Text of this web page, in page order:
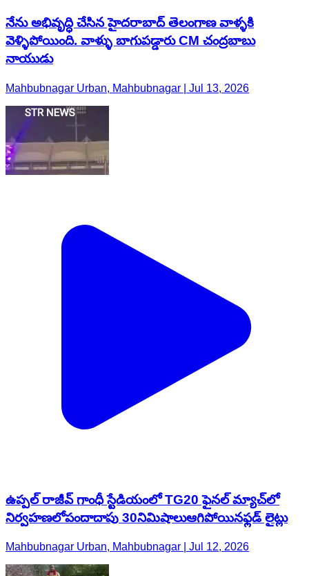
నేను అభివృద్ధి చేసిన హైదరాబాద్ తెలంగాణ వాళ్ళకి
వెళ్ళిపోయింది. వాళ్ళు బాగుపడ్డారు CM చంద్రబాబు
నాయుడు
Mahbubnagar Urban, Mahbubnagar | Jul 13, 2026
ఉప్పల్ రాజీవ్ గాంధీ స్టేడియంలో TG20 ఫైనల్ మ్యాచ్‌లో
నిర్వహణలోపందాదాపు 30నిమిషాలుఆగిపోయినఫ్లడ్ లైట్లు
Mahbubnagar Urban, Mahbubnagar | Jul 12, 2026